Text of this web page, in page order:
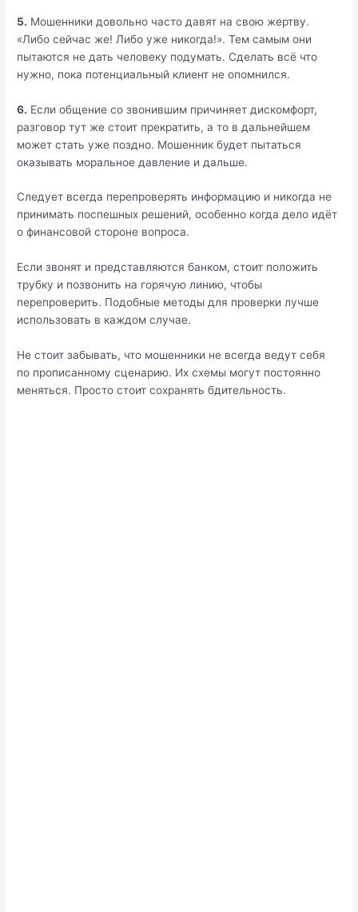
5. Мошенники довольно часто давят на свою жертву.
«Либо сейчас же! Либо уже никогда!». Тем самым они
пытаются не дать человеку подумать. Сделать всё что
нужно, пока потенциальный клиент не опомнился.
6. Если общение со звонившим причиняет дискомфорт,
разговор тут же стоит прекратить, а то в дальнейшем
может стать уже поздно. Мошенник будет пытаться
оказывать моральное давление и дальше.
Следует всегда перепроверять информацию и никогда не
принимать поспешных решений, особенно когда дело идёт
о финансовой стороне вопроса.
Если звонят и представляются банком, стоит положить
трубку и позвонить на горячую линию, чтобы
перепроверить. Подобные методы для проверки лучше
использовать в каждом случае.
Не стоит забывать, что мошенники не всегда ведут себя
по прописанному сценарию. Их схемы могут постоянно
меняться. Просто стоит сохранять бдительность.